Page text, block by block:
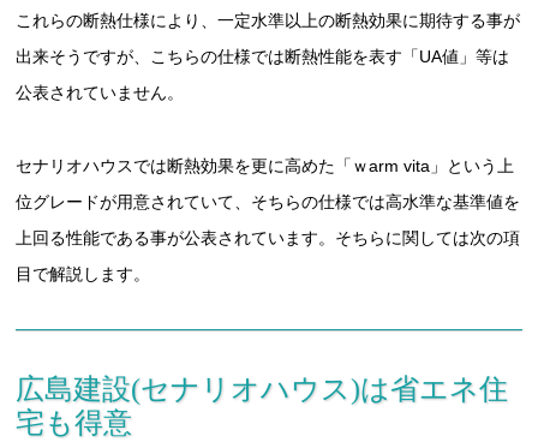
これらの断熱仕様により、一定水準以上の断熱効果に期待する事が
出来そうですが、こちらの仕様では断熱性能を表す「UA値」等は
公表されていません。
セナリオハウスでは断熱効果を更に高めた「ｗarm vita」という上
位グレードが用意されていて、そちらの仕様では高水準な基準値を
上回る性能である事が公表されています。そちらに関しては次の項
目で解説します。
広島建設(セナリオハウス)は省エネ住
宅も得意